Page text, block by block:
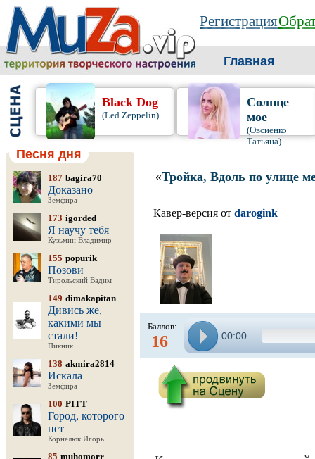
Регистрация
Главная
Black Dog
(Led Zeppelin)
Солнце
мое
(Овсиенко
Татьяна)
Песня дня
187 bagira70
Доказано
Земфира
173 igorded
Я научу тебя
Кузьмин Владимир
155 popurik
Позови
Тирольский Вадим
149 dimakapitan
Дивись же,
какими мы
стали!
Пикник
138 akmira2814
Искала
Земфира
100 PITT
Город, которого
нет
Корнелюк Игорь
85 muhomorr
«Тройка, Вдоль по улице
Кавер-версия от darogink
Баллов:
16 00:00